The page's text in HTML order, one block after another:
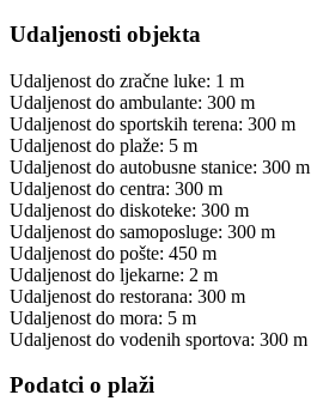
Udaljenosti objekta
Udaljenost do zračne luke: 1 m
Udaljenost do ambulante: 300 m
Udaljenost do sportskih terena: 300 m
Udaljenost do plaže: 5 m
Udaljenost do autobusne stanice: 300 m
Udaljenost do centra: 300 m
Udaljenost do diskoteke: 300 m
Udaljenost do samoposluge: 300 m
Udaljenost do pošte: 450 m
Udaljenost do ljekarne: 2 m
Udaljenost do restorana: 300 m
Udaljenost do mora: 5 m
Udaljenost do vodenih sportova: 300 m
Podatci o plaži